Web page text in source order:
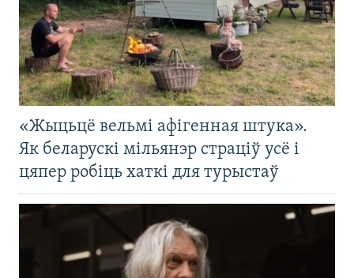
«Жыцьцё вельмі афігенная штука».
Як беларускі мільянэр страціў усё і
цяпер робіць хаткі для турыстаў